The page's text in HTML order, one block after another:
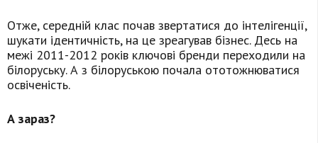
Отже, середній клас почав звертатися до інтелігенції,
шукати ідентичність, на це зреагував бізнес. Десь на
межі 2011-2012 років ключові бренди переходили на
білоруську. А з білоруською почала ототожнюватися
освіченість.
А зараз?